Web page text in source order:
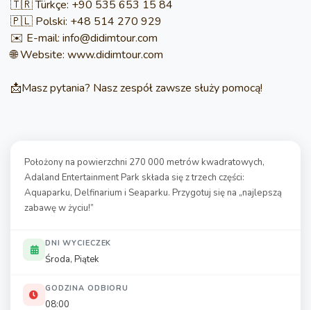
🇹🇷 Türkçe: +90 535 653 15 84
🇵🇱 Polski: +48 514 270 929
✉️ E-mail: info@didimtour.com
🌐 Website: www.didimtour.com
📩Masz pytania? Nasz zespół zawsze służy pomocą!
Położony na powierzchni 270 000 metrów kwadratowych,
Adaland Entertainment Park składa się z trzech części:
Aquaparku, Delfinarium i Seaparku. Przygotuj się na „najlepszą
zabawę w życiu!”
DNI WYCIECZEK
Środa, Piątek
GODZINA ODBIORU
08:00